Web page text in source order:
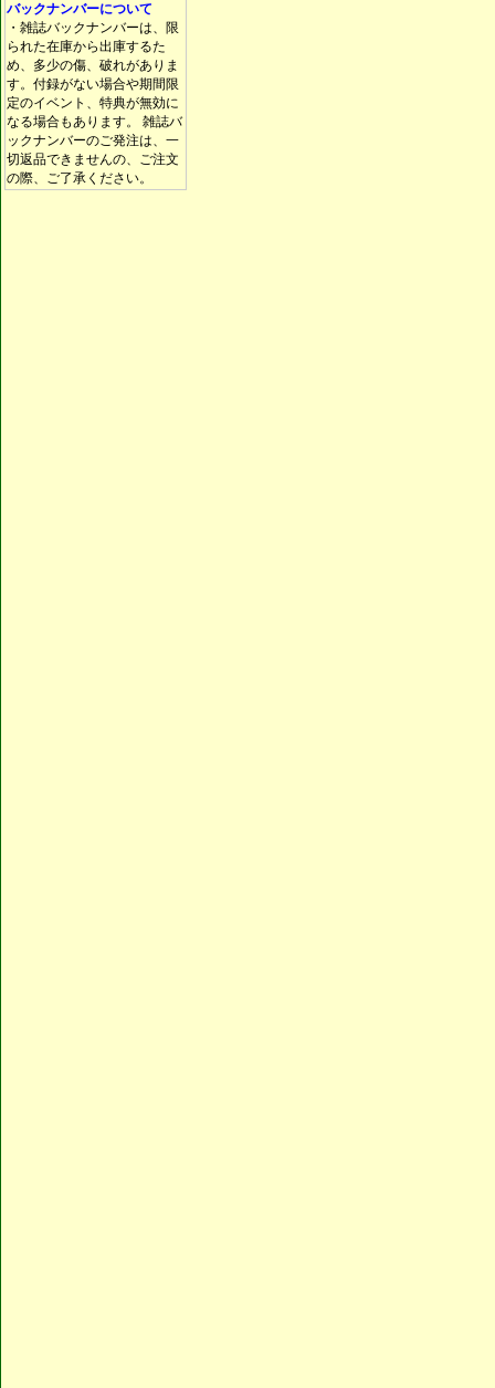
バックナンバーについて
・雑誌バックナンバーは、限
られた在庫から出庫するた
め、多少の傷、破れがありま
す。付録がない場合や期間限
定のイベント、特典が無効に
なる場合もあります。 雑誌バ
ックナンバーのご発注は、一
切返品できませんの、ご注文
の際、ご了承ください。